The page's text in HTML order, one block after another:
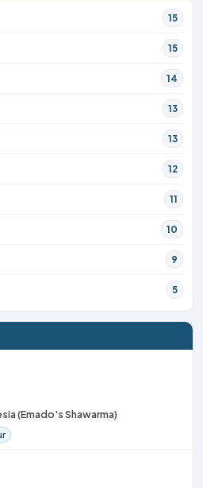
15
15
14
13
13
12
11
10
9
5
(Emado's Shawarma)